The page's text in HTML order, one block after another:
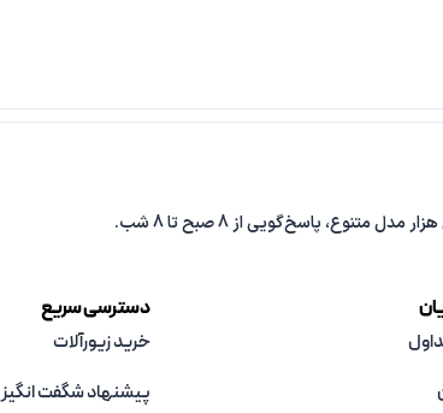
دسترسی سریع
خرید زیورآلات
پیشنهاد شگفت انگیز